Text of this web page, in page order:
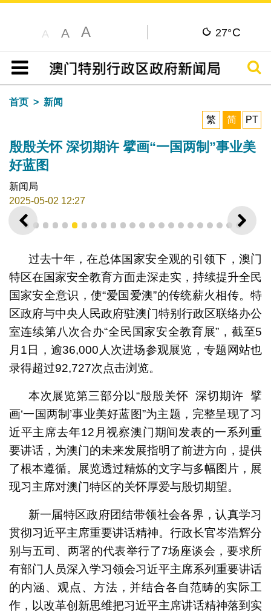
A A A 27°C
目录
搜寻
首页
新闻
繁
简 PT
殷殷关怀 深切期许 擘画“一国两制”事业美
好蓝图
新闻局
2025-05-02 12:27
上一则 下一
图为展览部份内容
图为展览部份内容
图为展览部份内容
图为展览部份内容
图为展览部份内容
图为展览部份内容
图为展览部份内容
图为展览部份内容
图为展览部份内容
图为展览部份内容
图为展览部份内容
图为展览部份内容
图为展览部份内容
图为展览部份内容
图为展览部份内容
图为展览部份内容
图为展览部份内容
图为展览部份内容
1 2 3 4 5 6 7 8 9 1011121314151617181920212223
过去十年，在总体国家安全观的引领下，澳门
特区在国家安全教育方面走深走实，持续提升全民
国家安全意识，使“爱国爱澳”的传统薪火相传。特
区政府与中央人民政府驻澳门特别行政区联络办公
室连续第八次合办“全民国家安全教育展”，截至5
月1日，逾36,000人次进场参观展览，专题网站也
录得超过92,727次点击浏览。
本次展览第三部分以“殷殷关怀 深切期许 擘
画‘一国两制’事业美好蓝图”为主题，完整呈现了习
近平主席去年12月视察澳门期间发表的一系列重
要讲话，为澳门的未来发展指明了前进方向，提供
了根本遵循。展览透过精炼的文字与多幅图片，展
现习主席对澳门特区的关怀厚爱与殷切期望。
新一届特区政府团结带领社会各界，认真学习
贯彻习近平主席重要讲话精神。行政长官岑浩辉分
别与五司、两署的代表举行了7场座谈会，要求所
有部门人员深入学习领会习近平主席系列重要讲话
的内涵、观点、方法，并结合各自范畴的实际工
作，以改革创新思维把习近平主席讲话精神落到实